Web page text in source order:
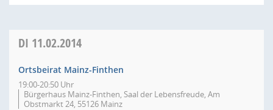
DI 11.02.2014
Ortsbeirat Mainz-Finthen
19:00-20:50 Uhr
Bürgerhaus Mainz-Finthen, Saal der Lebensfreude, Am
Obstmarkt 24, 55126 Mainz